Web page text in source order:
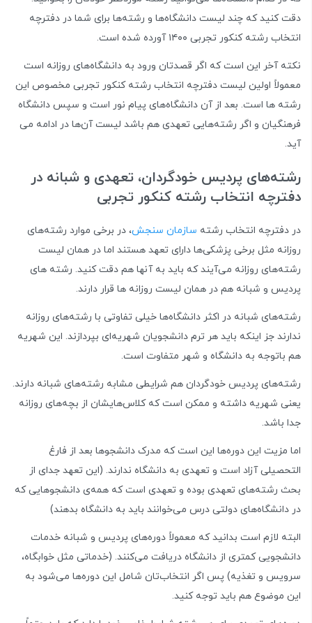
دقت کنید که چند لیست دانشگاه‌ها و رشته‌ها برای شما در دفترچه
انتخاب رشته کنکور تجربی ۱۴۰۰ آورده شده است.
نکته آخر این است که اگر قصدتان ورود به دانشگاه‌های روزانه است
معمولاً اولین لیست دفترچه انتخاب رشته کنکور تجربی مخصوص این
رشته ها است. بعد از آن دانشگاه‌های پیام نور است و سپس دانشگاه
فرهنگیان و اگر رشته‌هایی تعهدی هم باشد لیست آن‌ها در ادامه می
آید.
رشته‌های پردیس خودگردان، تعهدی و شبانه در
دفترچه انتخاب رشته کنکور تجربی
در دفترچه انتخاب رشته سازمان سنجش، در برخی موارد رشته‌های
روزانه مثل برخی پزشکی‌ها دارای تعهد هستند اما در همان لیست
رشته‌های روزانه می‌آیند که باید به آنها هم دقت کنید. رشته های
پردیس و شبانه هم در همان لیست روزانه ها قرار دارند.
رشته‌های شبانه در اکثر دانشگاه‌ها خیلی تفاوتی با رشته‌های روزانه
ندارند جز اینکه باید هر ترم دانشجویان شهریه‌ای بپردازند. این شهریه
هم باتوجه به دانشگاه و شهر متفاوت است.
رشته‌های پردیس خودگردان هم شرایطی مشابه رشته‌های شبانه دارند.
یعنی شهریه داشته و ممکن است که کلاس‌هایشان از بچه‌های روزانه
جدا باشد.
اما مزیت این دوره‌ها این است که مدرک دانشجوها بعد از فارغ
التحصیلی آزاد است و تعهدی به دانشگاه ندارند. (این تعهد جدای از
بحث رشته‌های تعهدی بوده و تعهدی است که همه‌ی دانشجوهایی که
در دانشگاه‌های دولتی درس می‌خوانند باید به دانشگاه بدهند)
البته لازم است بدانید که معمولاً دوره‌های پردیس و شبانه خدمات
دانشجویی کمتری از دانشگاه دریافت می‌کنند. (خدماتی مثل خوابگاه،
سرویس و تغذیه) پس اگر انتخاب‌تان شامل این دوره‌ها می‌شود به
این موضوع هم باید توجه کنید.